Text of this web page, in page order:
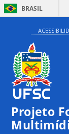
BRASIL
Projeto